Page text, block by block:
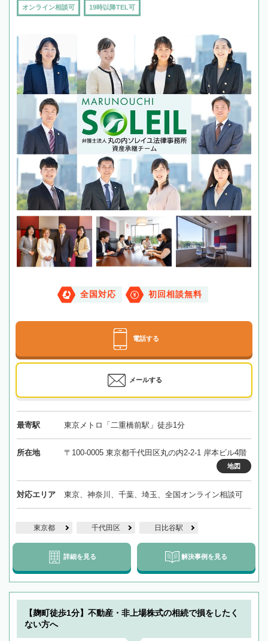
オンライン相談可 19時以降TEL可
全国対応 初回相談無料
電話する
メールする
最寄駅 東京メトロ「二重橋前駅」徒歩1分
所在地 〒100-0005 東京都千代田区丸の内2-2-1 岸本ビル4階
地図
対応エリア 東京、神奈川、千葉、埼玉、全国オンライン相談可
東京都 千代田区 日比谷駅
詳細を見る 解決事例を見る
【麹町徒歩1分】不動産・非上場株式の相続で損をしたく
ない方へ